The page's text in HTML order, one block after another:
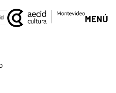
MENÚ